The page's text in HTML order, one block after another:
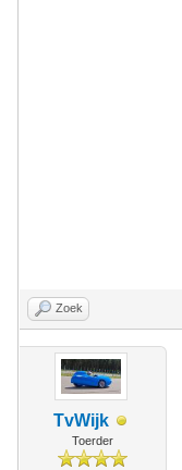
Zoek
TvWijk
Toerder